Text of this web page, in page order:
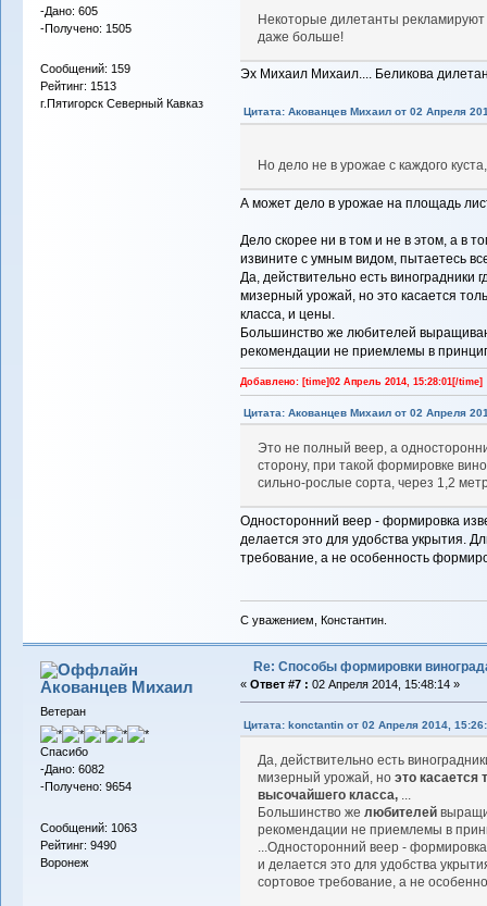
-Дано: 605
-Получено: 1505
Сообщений: 159
Рейтинг: 1513
г.Пятигорск Северный Кавказ
Некоторые дилетанты рекламируют
даже больше!
Эх Михаил Михаил.... Беликова
Цитата: Акованцев Михаил от 02 Апреля
Но дело не в урожае с каждого
А может дело в урожае на площадь
Дело скорее ни в том и не в этом, а в
извините с умным видом, пытаетесь
Да, действительно есть виноградники
мизерный урожай, но это касается
класса, и цены.
Большинство же любителей
рекомендации не приемлемы в
Добавлено: [time]02 Апрель 2014, 15:28:01[/time]
Цитата: Акованцев Михаил от 02 Апреля
Это не полный веер, а
сторону, при такой формировке
сильно-рослые сорта, через 1,2
Односторонний веер - формировка
делается это для удобства укрытия.
требование, а не особенность
С уважением, Константин.
Акованцев Михаил
Ветеран
Спасибо
-Дано: 6082
-Получено: 9654
Сообщений: 1063
Рейтинг: 9490
Воронеж
Re: Способы формировки
« Ответ #7 : 02 Апреля 2014, 15:48:14 »
Цитата: konctantin от 02 Апреля 2014,
Да, действительно есть
мизерный урожай, ноэто касается
высочайшего класса, ...
Большинство желюбителей
рекомендации не приемлемы в
...Односторонний веер -
и делается это для удобства
сортовое требование, а не